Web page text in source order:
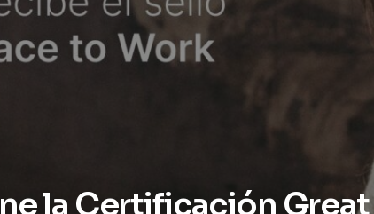
la Certificación Great